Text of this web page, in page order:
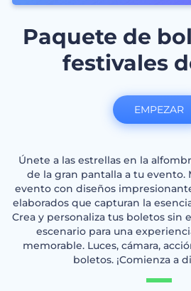
Paquete de
festivales
Únete a las estrellas en la
de la gran pantalla a tu evento.
evento con diseños
elaborados que capturan la
Crea y personaliza tus boletos sin
escenario para una
memorable. Luces, cámara,
boletos. ¡Comienza a
EMPEZAR